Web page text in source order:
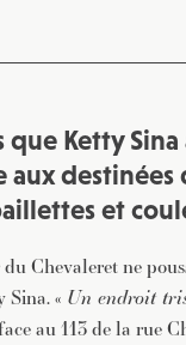
que Ketty
aux
et
Chevaleret ne
Sina. « Un endroit
au 113 de la rue
JE M'INSCRIS
Pour recevoir
sélection